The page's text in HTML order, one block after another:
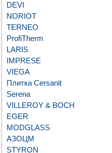
DEVI
NORIOT
TERNEO
ProfiTherm
LARIS
IMPRESE
VIEGA
Плитка Cersanit
Serena
VILLEROY & BOCH
EGER
MODGLASS
АЗОЦМ
STYRON